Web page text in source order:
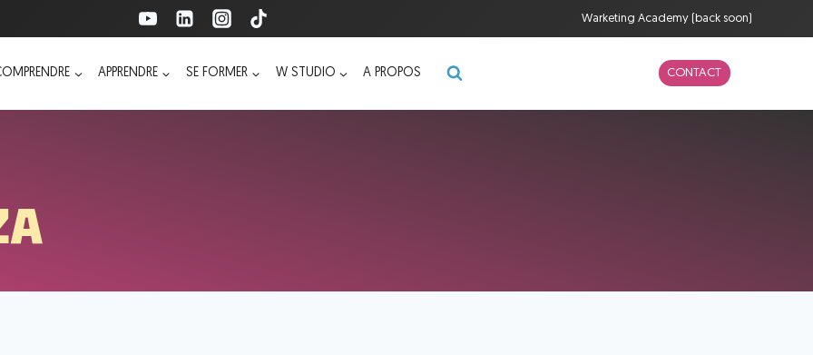
Warketing Academy (back soon)
APPRENDRE SE FORMER W STUDIO A PROPOS CONTACT